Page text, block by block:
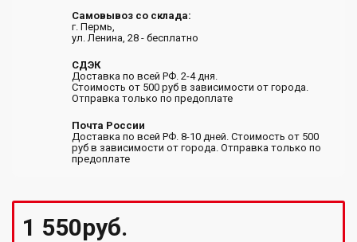
Самовывоз со склада:
г. Пермь,
ул. Ленина, 28 - бесплатно
СДЭК
Доставка по всей РФ. 2-4 дня.
Стоимость от 500 руб в зависимости от города.
Отправка только по предоплате
Почта России
Доставка по всей РФ. 8-10 дней. Стоимость от 500
руб в зависимости от города. Отправка только по
предоплате
1 550руб.